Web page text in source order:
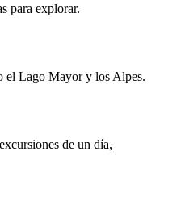
para explorar.
el Lago Mayor y los Alpes.
de un día,